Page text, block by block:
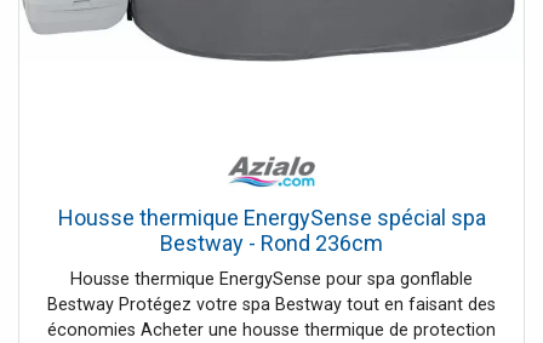
Housse thermique EnergySense spécial spa
Bestway - Rond 236cm
Housse thermique EnergySense pour spa gonflable
Bestway Protégez votre spa Bestway tout en faisant des
économies Acheter une housse thermique de protection